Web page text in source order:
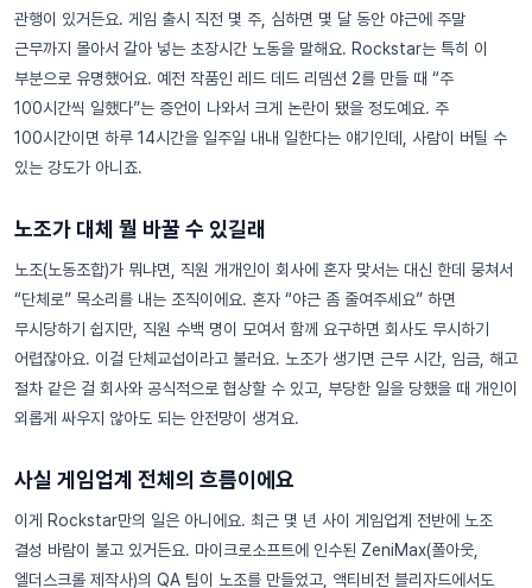
관행이 있거든요. 게임 출시 직전 몇 주, 심하면 몇 달 동안 야근에 주말
근무까지 몰아서 갈아 넣는 초장시간 노동을 말해요. Rockstar는 특히 이
부분으로 유명했어요. 예전 작품인 레드 데드 리뎀션 2를 만들 때 “주
100시간씩 일했다”는 증언이 나와서 크게 논란이 됐을 정도예요. 주
100시간이면 하루 14시간을 일주일 내내 일한다는 얘기인데, 사람이 버틸 수
있는 강도가 아니죠.
노조가 대체 뭘 바꿀 수 있길래
노조(노동조합)가 뭐냐면, 직원 개개인이 회사에 혼자 맞서는 대신 한데 뭉쳐서
“단체로” 목소리를 내는 조직이에요. 혼자 “야근 좀 줄여주세요” 하면
무시당하기 쉽지만, 직원 수백 명이 모여서 함께 요구하면 회사도 무시하기
어렵잖아요. 이걸 단체교섭이라고 불러요. 노조가 생기면 근무 시간, 임금, 해고
절차 같은 걸 회사와 공식적으로 협상할 수 있고, 부당한 일을 당했을 때 개인이
외롭게 싸우지 않아도 되는 안전망이 생겨요.
사실 게임업계 전체의 흐름이에요
이게 Rockstar만의 일은 아니에요. 최근 몇 년 사이 게임업계 전반에 노조
결성 바람이 불고 있거든요. 마이크로소프트에 인수된 ZeniMax(폴아웃,
엘더스크롤 제작사)의 QA 팀이 노조를 만들었고, 액티비전 블리자드에서도